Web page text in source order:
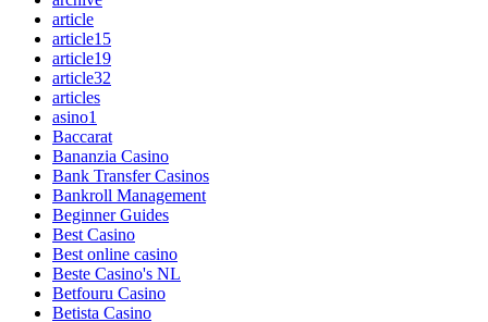
article
article15
article19
article32
articles
asino1
Baccarat
Bananzia Casino
Bank Transfer Casinos
Bankroll Management
Beginner Guides
Best Casino
Best online casino
Beste Casino's NL
Betfouru Casino
Betista Casino